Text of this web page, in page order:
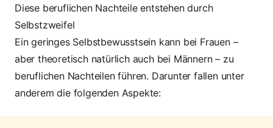
Diese beruflichen Nachteile entstehen durch
Selbstzweifel
Ein geringes Selbstbewusstsein kann bei Frauen –
aber theoretisch natürlich auch bei Männern – zu
beruflichen Nachteilen führen. Darunter fallen unter
anderem die folgenden Aspekte: